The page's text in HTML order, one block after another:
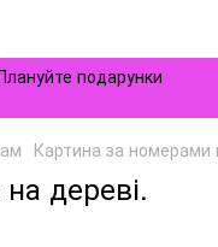
подарунки
Картина за номерами
дереві.